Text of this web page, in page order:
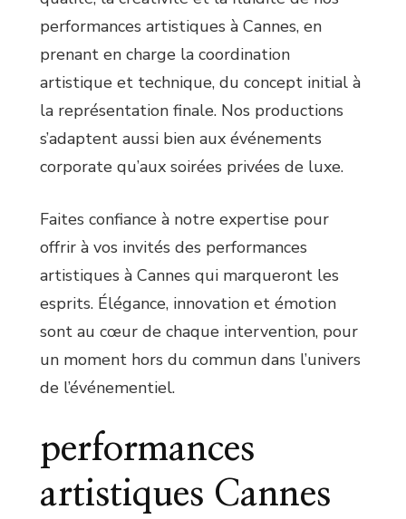
performances artistiques à Cannes, en
prenant en charge la coordination
artistique et technique, du concept initial à
la représentation finale. Nos productions
s’adaptent aussi bien aux événements
corporate qu’aux soirées privées de luxe.
Faites confiance à notre expertise pour
offrir à vos invités des performances
artistiques à Cannes qui marqueront les
esprits. Élégance, innovation et émotion
sont au cœur de chaque intervention, pour
un moment hors du commun dans l’univers
de l’événementiel.
performances
artistiques Cannes